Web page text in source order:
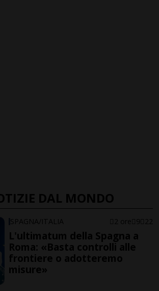
DAL MONDO
SPAGNA/ITALIA 2 ore 9 22
L'ultimatum della Spagna a
Roma: «Basta controlli alle
frontiere o adotteremo
misure»